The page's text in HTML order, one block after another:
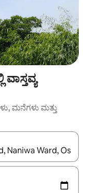
ಮನೆಗಳು ಮತ್ತು
ಬಾಣದ ಕೀಲಿಗಳೊಂದಿಗೆ